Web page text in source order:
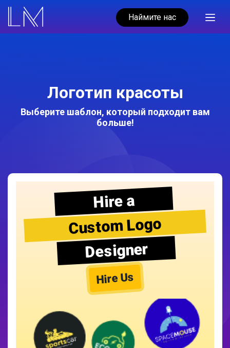
Наймите нас
Логотип красоты
Выберите шаблон, который подходит вам
больше!
Hire a
Custom Logo
Designer
Hire Us